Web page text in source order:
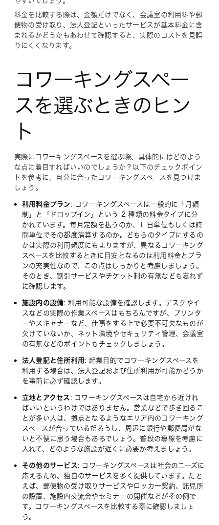
料金を比較する際は、金額だけでなく、会議室の利用料や郵
便物の受け取り、法人登記といったサービスが基本料金に含
まれるかどうかもあわせて確認すると、実際のコストを見誤
りにくくなります。
コワーキングスペー
スを選ぶときのヒン
ト
実際にコワーキングスペースを選ぶ際、具体的にはどのよう
な点に着目すればいいのでしょうか？以下のチェックポイン
トを参考に、自分に合ったコワーキングスペースを見つけま
しょう。
利用料金プラン : コワーキングスペースは一般的に「月額
制」と「ドロップイン」という 2 種類の料金タイプに分
かれています。毎月定額を払うのか、1 日単位もしくは時
間単位でその都度清算するのか。どちらのタイプにするの
かは実際の利用頻度にもよりますが、異なるコワーキング
スペースを比較するときに目安となるのは利用料金とプラ
ンの充実性なので、この点はしっかりと考慮しましょう。
そのとき、割引サービスやチケット制の有無なども忘れず
に確認します。
施設内の設備: 利用可能な設備を確認します。デスクやイ
スなどの実際の作業スペースはもちろんですが、プリンタ
ーやスキャナーなど、仕事をする上で必要不可欠なものが
欠けていないか、ネット環境やセキュリティ管理、会議室
の有無などのポイントもチェックしましょう。
法人登記と住所利用 : 起業目的でコワーキングスペースを
利用する場合は、法人登記および住所利用が可能かどうか
を事前に必ず確認します。
立地とアクセス : コワーキングスペースは自宅から近けれ
ばいいというわけではありません。営業などで歩き回るこ
とが多い人は、拠点となるようなエリア内のコワーキング
スペースが合っているだろうし、周辺に銀行や郵便局がな
いと不便に思う場合もあるでしょう。普段の導線を考慮に
入れて、どのような施設が近くに必要か考えましょう。
その他のサービス : コワーキングスペースは社会のニーズに
応えるため、独自のサービスを多く提供しています。たと
えば、郵便物の受け取りサービスやロッカー契約、託児所
の設置、施設内交流会やセミナーの開催などがその例で
す。コワーキングスペースを比較する際に確認しましょ
う。